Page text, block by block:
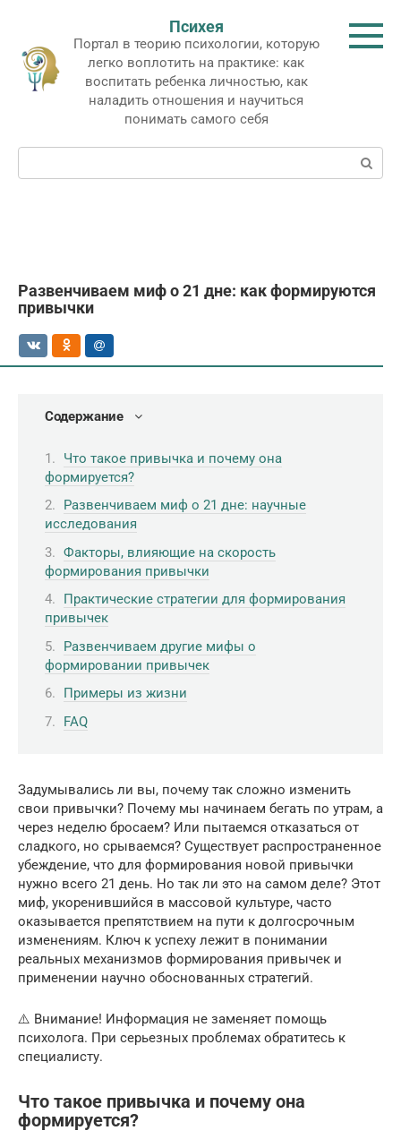
контенту
Психея
Портал в теорию психологии, которую
легко воплотить на практике: как
воспитать ребенка личностью, как
наладить отношения и научиться
понимать самого себя
Поиск:
Развенчиваем миф о 21 дне: как формируются
привычки
Содержание
Что такое привычка и почему она
формируется?
Развенчиваем миф о 21 дне: научные
исследования
Факторы, влияющие на скорость
формирования привычки
Практические стратегии для формирования
привычек
Развенчиваем другие мифы о
формировании привычек
Примеры из жизни
FAQ
Задумывались ли вы, почему так сложно изменить
свои привычки? Почему мы начинаем бегать по утрам, а
через неделю бросаем? Или пытаемся отказаться от
сладкого, но срываемся? Существует распространенное
убеждение, что для формирования новой привычки
нужно всего 21 день. Но так ли это на самом деле? Этот
миф, укоренившийся в массовой культуре, часто
оказывается препятствием на пути к долгосрочным
изменениям. Ключ к успеху лежит в понимании
реальных механизмов формирования привычек и
применении научно обоснованных стратегий.
⚠️ Внимание! Информация не заменяет помощь
психолога. При серьезных проблемах обратитесь к
специалисту.
Что такое привычка и почему она
формируется?